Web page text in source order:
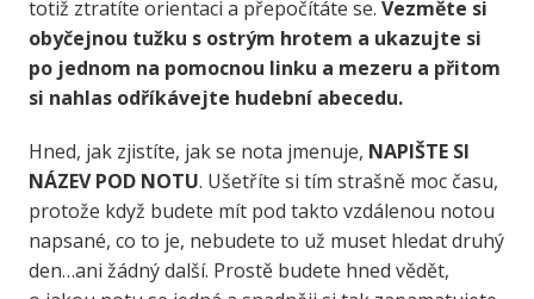
totiž ztratíte orientaci a přepočítáte se. Vezměte si
obyčejnou tužku s ostrým hrotem a ukazujte si
po jednom na pomocnou linku a mezeru a přitom
si nahlas odříkávejte hudební abecedu.
Hned, jak zjistíte, jak se nota jmenuje, NAPIŠTE SI
NÁZEV POD NOTU. Ušetříte si tím strašně moc času,
protože když budete mít pod takto vzdálenou notou
napsané, co to je, nebudete to už muset hledat druhý
den…ani žádný další. Prostě budete hned vědět,